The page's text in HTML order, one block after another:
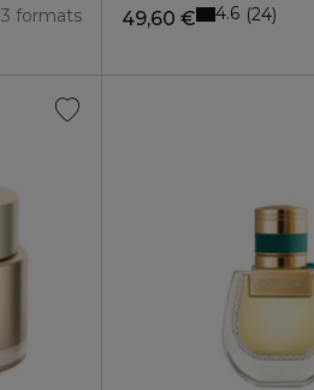
3 formats 49,60 € 4.6 24